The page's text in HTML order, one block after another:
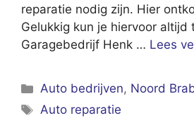
reparatie nodig zijn. Hier
Gelukkig kun je hiervoor altijd
Garagebedrijf Henk … Lees
Categorieën
Auto bedrijven, Noord
Tags
Auto reparatie